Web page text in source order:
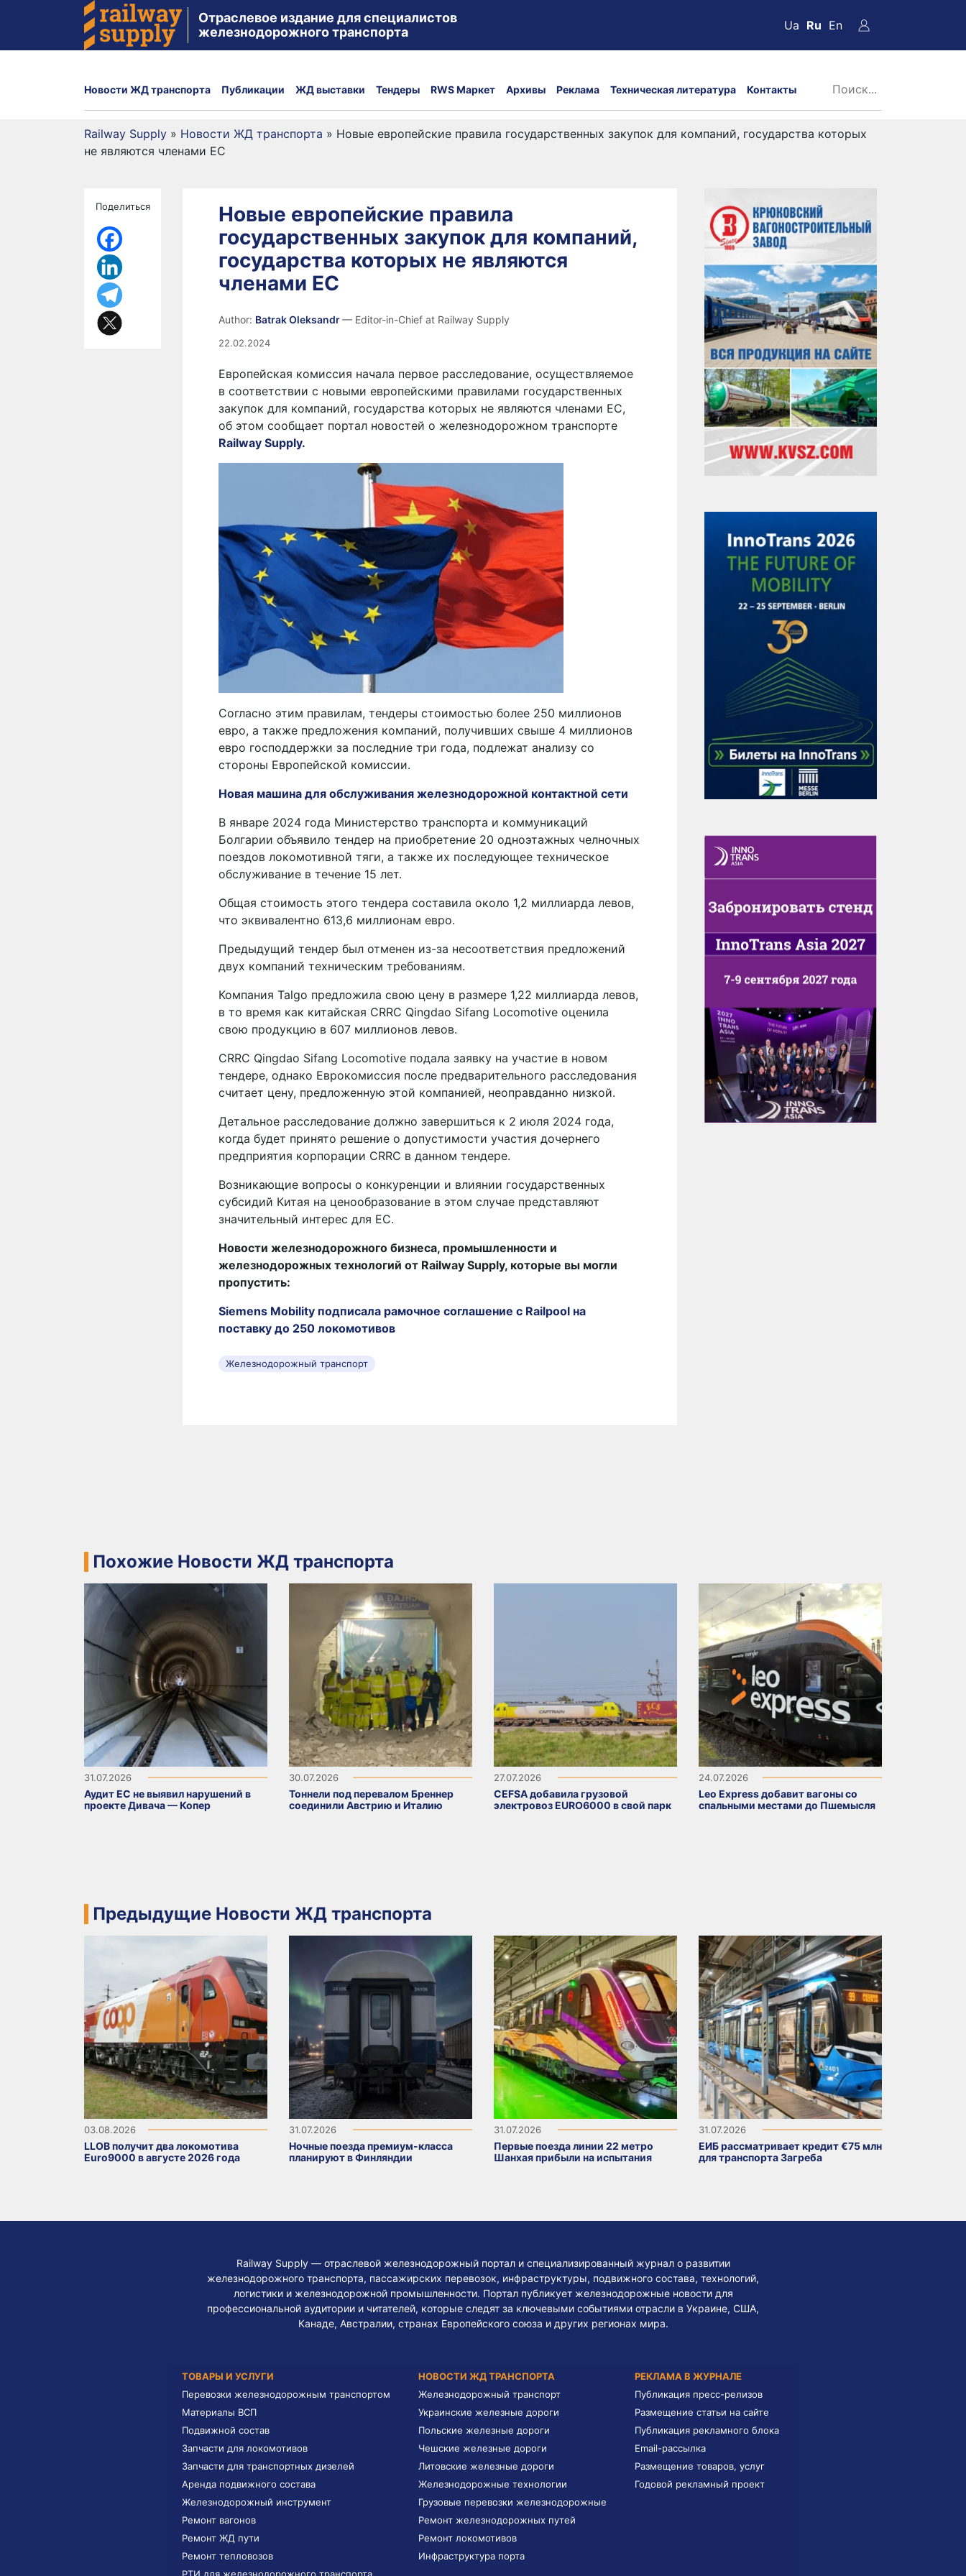
Отраслевое издание для специалистов
железнодорожного транспорта
Ua Ru En
Новости ЖД транспорта Публикации ЖД выставки Тендеры RWS Маркет Архивы Реклама Техническая литература Контакты
Railway Supply » Новости ЖД транспорта » Новые европейские правила государственных закупок для компаний, государства которых
не являются членами ЕС
Поделиться
Новые европейские правила
государственных закупок для компаний,
государства которых не являются
членами ЕС
Author: Batrak Oleksandr— Editor-in-Chief at Railway Supply
22.02.2024
Европейская комиссия начала первое расследование, осуществляемое
в соответствии с новыми европейскими правилами государственных
закупок для компаний, государства которых не являются членами ЕС,
об этом сообщает портал новостей о железнодорожном транспорте
Railway Supply.
Согласно этим правилам, тендеры стоимостью более 250 миллионов
евро, а также предложения компаний, получивших свыше 4 миллионов
евро господдержки за последние три года, подлежат анализу со
стороны Европейской комиссии.
Новая машина для обслуживания железнодорожной контактной сети
В январе 2024 года Министерство транспорта и коммуникаций
Болгарии объявило тендер на приобретение 20 одноэтажных челночных
поездов локомотивной тяги, а также их последующее техническое
обслуживание в течение 15 лет.
Общая стоимость этого тендера составила около 1,2 миллиарда левов,
что эквивалентно 613,6 миллионам евро.
Предыдущий тендер был отменен из-за несоответствия предложений
двух компаний техническим требованиям.
Компания Talgo предложила свою цену в размере 1,22 миллиарда левов,
в то время как китайская CRRC Qingdao Sifang Locomotive оценила
свою продукцию в 607 миллионов левов.
CRRC Qingdao Sifang Locomotive подала заявку на участие в новом
тендере, однако Еврокомиссия после предварительного расследования
считает цену, предложенную этой компанией, неоправданно низкой.
Детальное расследование должно завершиться к 2 июля 2024 года,
когда будет принято решение о допустимости участия дочернего
предприятия корпорации CRRC в данном тендере.
Возникающие вопросы о конкуренции и влиянии государственных
субсидий Китая на ценообразование в этом случае представляют
значительный интерес для ЕС.
Новости железнодорожного бизнеса, промышленности и
железнодорожных технологий от Railway Supply, которые вы могли
пропустить:
Siemens Mobility подписала рамочное соглашение с Railpool на
поставку до 250 локомотивов
Железнодорожный транспорт
Похожие Новости ЖД транспорта
31.07.2026
Аудит ЕС не выявил нарушений в
проекте Дивача — Копер
30.07.2026
Тоннели под перевалом Бреннер
соединили Австрию и Италию
27.07.2026
CEFSA добавила грузовой
электровоз EURO6000 в свой парк
24.07.2026
Leo Express добавит вагоны со
спальными местами до Пшемысля
Предыдущие Новости ЖД транспорта
03.08.2026
LLOB получит два локомотива
Euro9000 в августе 2026 года
31.07.2026
Ночные поезда премиум-класса
планируют в Финляндии
31.07.2026
Первые поезда линии 22 метро
Шанхая прибыли на испытания
31.07.2026
ЕИБ рассматривает кредит €75 млн
для транспорта Загреба
Railway Supply — отраслевой железнодорожный портал и специализированный журнал о развитии
железнодорожного транспорта, пассажирских перевозок, инфраструктуры, подвижного состава, технологий,
логистики и железнодорожной промышленности. Портал публикует железнодорожные новости для
профессиональной аудитории и читателей, которые следят за ключевыми событиями отрасли в Украине, США,
Канаде, Австралии, странах Европейского союза и других регионах мира.
ТОВАРЫ И УСЛУГИ
Перевозки железнодорожным транспортом
Материалы ВСП
Подвижной состав
Запчасти для локомотивов
Запчасти для транспортных дизелей
Аренда подвижного состава
Железнодорожный инструмент
Ремонт вагонов
Ремонт ЖД пути
Ремонт тепловозов
НОВОСТИ ЖД ТРАНСПОРТА
Железнодорожный транспорт
Украинские железные дороги
Польские железные дороги
Чешские железные дороги
Литовские железные дороги
Железнодорожные технологии
Грузовые перевозки железнодорожные
Ремонт железнодорожных путей
Ремонт локомотивов
Инфраструктура порта
РЕКЛАМА В ЖУРНАЛЕ
Публикация пресс-релизов
Размещение статьи на сайте
Публикация рекламного блока
Email-рассылка
Размещение товаров, услуг
Годовой рекламный проект